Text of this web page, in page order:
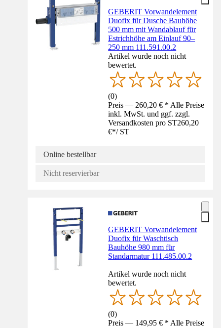
GEBERIT Vorwandelement
Duofix für Dusche Bauhöhe
500 mm mit Wandablauf für
Estrichhöhe am Einlauf 90–
250 mm 111.591.00.2
Artikel wurde noch nicht
bewertet.
(0)
Preis — 260,20 € * Alle Preise
inkl. MwSt. und ggf. zzgl.
Versandkosten pro ST260,20
€*/ ST
Online bestellbar
Nicht reservierbar
GEBERIT Vorwandelement
Duofix für Waschtisch
Bauhöhe 980 mm für
Standarmatur 111.485.00.2
Artikel wurde noch nicht
bewertet.
(0)
Preis — 149,95 € * Alle Preise